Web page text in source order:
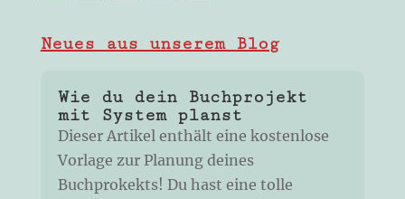
Neues aus unserem Blog
Wie du dein Buchprojekt
mit System planst
Dieser Artikel enthält eine kostenlose
Vorlage zur Planung deines
Buchprokekts! Du hast eine tolle